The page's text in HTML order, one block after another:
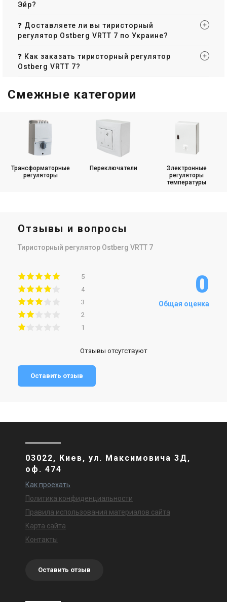
Эйр?
❓ Доставляете ли вы тиристорный
регулятор Ostberg VRTT 7 по Украине?
❓ Как заказать тиристорный регулятор
Ostberg VRTT 7?
Смежные категории
Трансформаторные
регуляторы
Переключатели
Электронные
регуляторы
температуры
Отзывы и вопросы
Тиристорный регулятор Ostberg VRTT 7
5
4
3
2
1
0
Общая оценка
Отзывы отсутствуют
Оставить отзыв
03022, Киев, ул. Максимовича 3Д,
оф. 474
Как проехать
Политика конфиденциальности
Правила использования материалов сайта
Карта сайта
Контакты
Оставить отзыв